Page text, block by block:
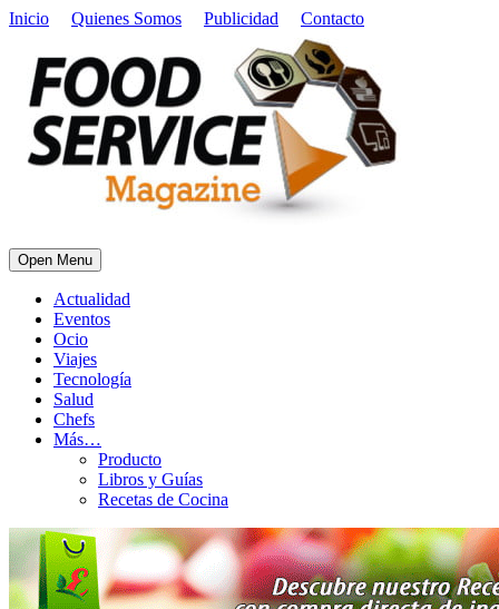
Inicio Quienes Somos Publicidad Contacto
Open Menu
Actualidad
Eventos
Ocio
Viajes
Tecnología
Salud
Chefs
Más…
Producto
Libros y Guías
Recetas de Cocina